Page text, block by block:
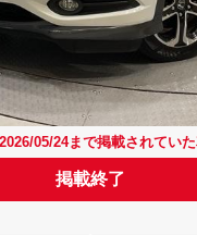
05/24まで掲載されていた
掲載終了